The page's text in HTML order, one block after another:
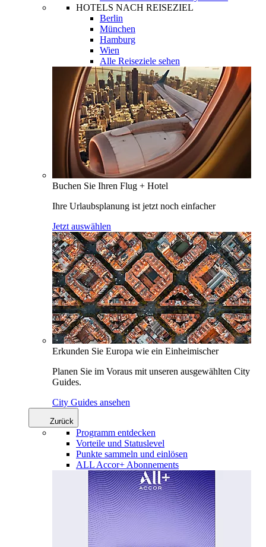
HOTELS NACH REISEZIEL
Berlin
München
Hamburg
Wien
Alle Reiseziele sehen
Buchen Sie Ihren Flug + Hotel
Ihre Urlaubsplanung ist jetzt noch einfacher
Jetzt auswählen
Erkunden Sie Europa wie ein Einheimischer
Planen Sie im Voraus mit unseren ausgewählten City
Guides.
City Guides ansehen
Zurück
Programm entdecken
Vorteile und Statuslevel
Punkte sammeln und einlösen
ALL Accor+ Abonnements